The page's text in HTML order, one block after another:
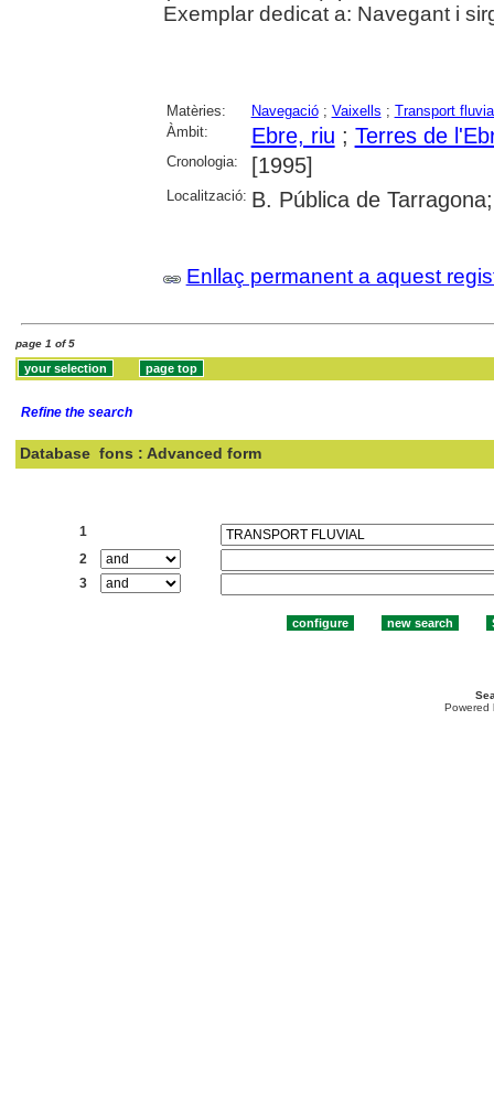
Exemplar dedicat a: Navegant i
Matèries: Navegació; Vaixells ; Transport
Àmbit:
Ebre, riu ; Terres de
Cronologia: [1995]
Localització: B. Pública de
Enllaç permanent a aquest
page 1 of 5
Refine the search
Database fons : Advanced form
1
2
3